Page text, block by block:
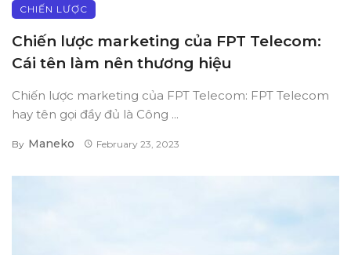
CHIẾN LƯỢC
Chiến lược marketing của FPT Telecom:
Cái tên làm nên thương hiệu
Chiến lược marketing của FPT Telecom: FPT Telecom
hay tên gọi đầy đủ là Công ...
By Maneko February 23, 2023